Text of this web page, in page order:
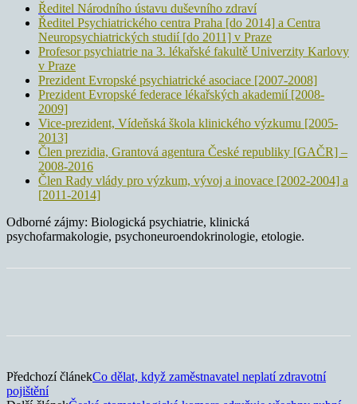
Ředitel Národního ústavu duševního zdraví
Ředitel Psychiatrického centra Praha [do 2014] a Centra
Neuropsychiatrických studií [do 2011] v Praze
Profesor psychiatrie na 3. lékařské fakultě Univerzity Karlovy
v Praze
Prezident Evropské psychiatrické asociace [2007-2008]
Prezident Evropské federace lékařských akademií [2008-
2009]
Vice-prezident, Vídeňská škola klinického výzkumu [2005-
2013]
Člen prezidia, Grantová agentura České republiky [GAČR] –
2008-2016
Člen Rady vlády pro výzkum, vývoj a inovace [2002-2004] a
[2011-2014]
Odborné zájmy: Biologická psychiatrie, klinická
psychofarmakologie, psychoneuroendokrinologie, etologie.
Předchozí článekCo dělat, když zaměstnavatel neplatí zdravotní
pojištění